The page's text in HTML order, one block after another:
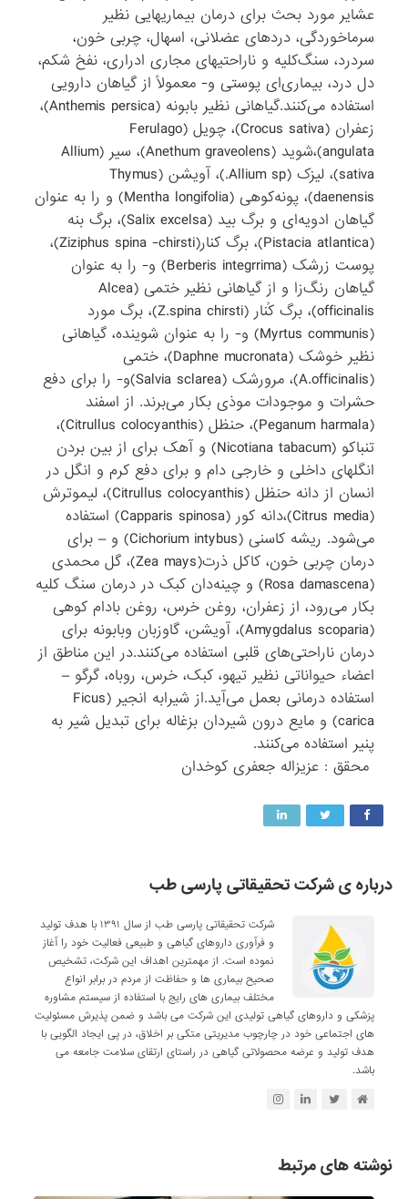
عشایر مورد بحث برای درمان بیماریهایی نظیر
سرماخوردگی، دردهای عضلانی، اسهال، چربی خون،
سردرد، سنگ‌کلیه و ناراحتیهای مجاری ادراری، نفخ شکم،
دل درد، بیماری‌ای پوستی و- معمولاً از گیاهان دارویی
استفاده‌ می‌کنند.گیاهانی نظیر بابونه (Anthemis persica)،
زعفران (Crocus sativa)، چویل ‌(Ferulago
angulata)،شوید (Anethum graveolens)، سیر (Allium
sativa)، لیزک (Allium sp.)، آویشن (Thymus
daenensis)، پونه‌کوهی (Mentha longifolia) و را به عنوان
گیاهان ادویه‌ای و برگ بید‌ (Salix excelsa)، ‌برگ بنه
‌(Pistacia atlantica)، برگ کنار(Ziziphus spina -chirsti)،
پوست زرشک (Berberis integrrima) و- را به عنوان
گیاهان رنگ‌زا و از گیاهانی نظیر ختمی ‌(Alcea
officinalis)، برگ کُنار (Z.spina chirsti)، برگ مورد
(Myrtus communis) و- را به عنوان شوینده، گیاهانی
نظیر خوشک ‌(Daphne mucronata)، ختمی
(A.officinalis)، مرورشک (Salvia sclarea)و‌- را برای دفع
حشرات و موجودات موذی بکار می‌برند. از اسفند
(Peganum harmala)، حنظل (Citrullus colocyanthis)،
تنباکو (Nicotiana tabacum) و آهک برای از بین بردن
انگلهای داخلی و خارجی دام و برای دفع کرم و انگل در
انسان از دانه حنظل (Citrullus colocyanthis)، لیموترش‌
(Citrus media)،دانه کور (Capparis spinosa) استفاده
می‌شود. ریشه کاسنی‌ (Cichorium intybus) و – برای
درمان چربی خون، کاکل ذرت(Zea mays)، گل محمدی
(Rosa damascena) و چینه‌دان کبک در درمان سنگ کلیه
بکار می‌رود، از زعفران، روغن خرس‌، روغن بادام کوهی
(Amygdalus scoparia)، آویشن، گاوزبان وبابونه برای
درمان ناراحتی‌های قلبی استفاده می‌کنند‌.در این مناطق از
اعضاء حیواناتی نظیر تیهو، کبک، خرس، روباه، گرگو –
استفاده درمانی بعمل می‌آید‌.از شیرابه انجیر (Ficus
carica) و مایع درون شیردان بزغاله برای تبدیل شیر به
پنیر استفاده می‌کنند‌.
محقق : عزیزاله جعفری کوخدان
درباره ی شرکت تحقیقاتی پارسی طب
شرکت تحقیقاتی پارسی طب از سال ۱۳۹۱ با هدف تولید
و فرآوری داروهای گیاهی و طبیعی فعالیت خود را آغاز
نموده است. از مهمترین اهداف این شرکت، تشخیص
صحیح بیماری ها و حفاظت از مردم در برابر انواع
مختلف بیماری های رایج با استفاده از سیستم مشاوره
پزشکی و داروهای گیاهی تولیدی این شرکت می باشد و ضمن پذیرش مسئولیت
های اجتماعی خود در چارچوب مدیریتی متکی بر اخلاق، در پی ایجاد الگویی با
هدف تولید و عرضه محصولاتی گیاهی در راستای ارتقای سلامت جامعه می
باشد.
نوشته های مرتبط